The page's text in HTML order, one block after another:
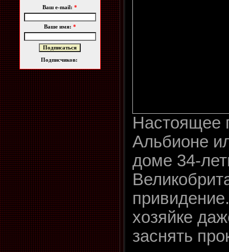
Ваш e-mail: *
Ваше имя: *
Подписчиков:
Настоящее
Альбионе
доме 34-
хозяйке
заснять